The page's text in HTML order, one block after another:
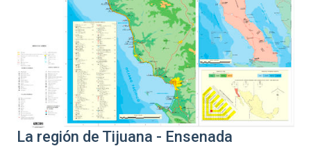
La región de Tijuana - Ensenada